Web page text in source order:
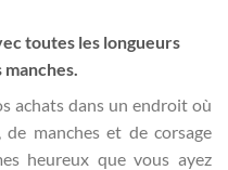
toutes les longueurs
achats dans un endroit où
manches et de corsage
heureux que vous ayez